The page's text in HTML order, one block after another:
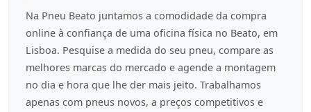
Na Pneu Beato juntamos a comodidade da compra
online à confiança de uma oficina física no Beato, em
Lisboa. Pesquise a medida do seu pneu, compare as
melhores marcas do mercado e agende a montagem
no dia e hora que lhe der mais jeito. Trabalhamos
apenas com pneus novos, a preços competitivos e